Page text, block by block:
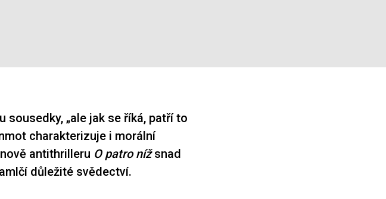
sousedky, „ale jak se říká, patří to
charakterizuje i morální
antithrilleru O patro nížsnad
důležité svědectví.